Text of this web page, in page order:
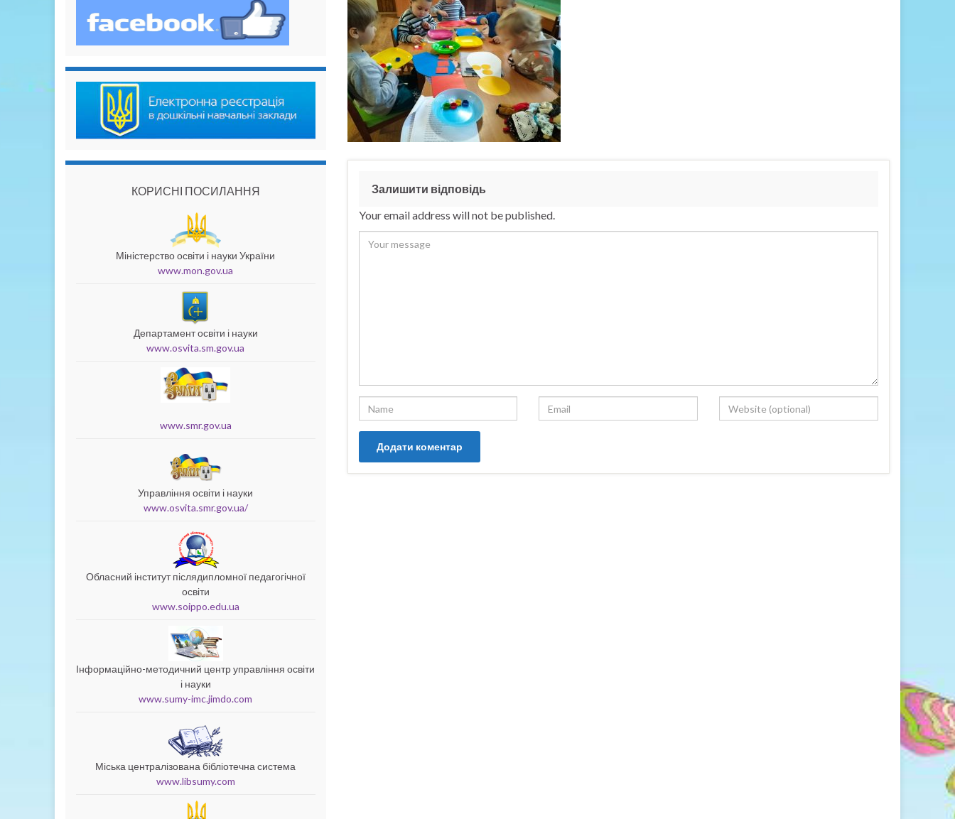
Залишити відповідь
Your email address will not be published.
КОРИСНІ ПОСИЛАННЯ
Міністерство освіти і науки України
www.mon.gov.ua
Департамент освіти і науки
www.osvita.sm.gov.ua
www.smr.gov.ua
Управління освіти і науки
www.osvita.smr.gov.ua/
Обласний інститут післядипломної педагогічної
освіти
www.soippo.edu.ua
Інформаційно-методичний центр управління освіти
і науки
www.sumy-imc.jimdo.com
Міська централізована бібліотечна система
www.libsumy.com